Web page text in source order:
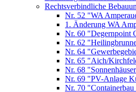
Rechtsverbindliche
Nr. 52 "WA
1. Änderung WA
Nr. 60 "Degernpoint
Nr. 62
Nr. 64
Nr. 65 "Aich/
Nr. 68
Nr. 69 "PV-Anlage
Nr. 70